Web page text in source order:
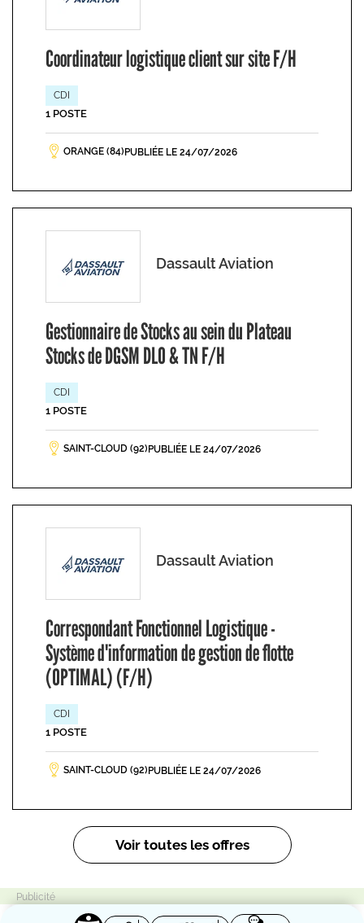
Coordinateur logistique client sur site F/H
CDI
1 POSTE
ORANGE (84) PUBLIÉE LE 24/07/2026
Dassault Aviation
Gestionnaire de Stocks au sein du Plateau
Stocks de DGSM DLO & TN F/H
CDI
1 POSTE
SAINT-CLOUD (92) PUBLIÉE LE 24/07/2026
Dassault Aviation
Correspondant Fonctionnel Logistique -
Système d'information de gestion de flotte
(OPTIMAL) (F/H)
CDI
1 POSTE
SAINT-CLOUD (92) PUBLIÉE LE 24/07/2026
Pagination
Voir toutes les offres